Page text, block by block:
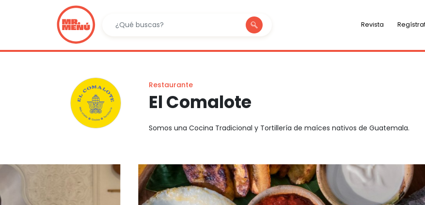
Revista
Restaurante
El Comalote
Somos una Cocina Tradicional y Tortillería de maíces nativos de Guatemala.